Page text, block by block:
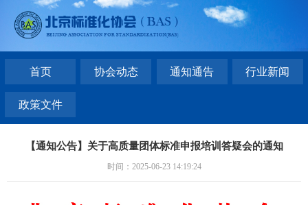
首页 协会动态 通知通告 行业新闻
政策文件
【通知公告】关于高质量团体标准申报培训答疑会的通知
时间：2025-06-23 14:19:24